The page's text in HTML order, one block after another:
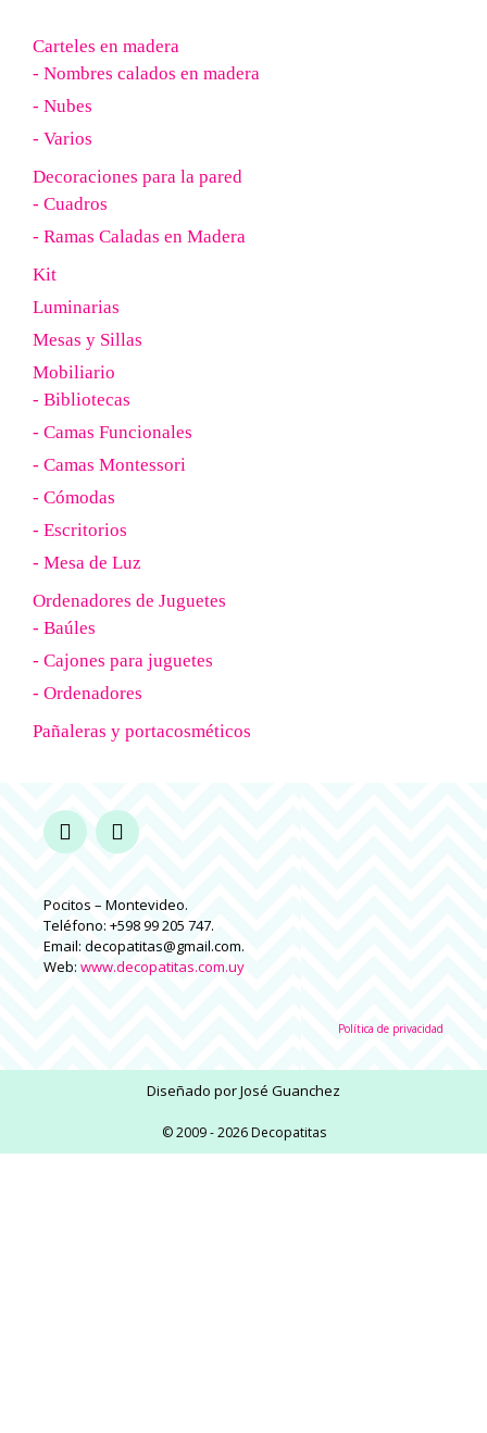
Carteles en madera
- Nombres calados en madera
- Nubes
- Varios
Decoraciones para la pared
- Cuadros
- Ramas Caladas en Madera
Kit
Luminarias
Mesas y Sillas
Mobiliario
- Bibliotecas
- Camas Funcionales
- Camas Montessori
- Cómodas
- Escritorios
- Mesa de Luz
Ordenadores de Juguetes
- Baúles
- Cajones para juguetes
- Ordenadores
Pañaleras y portacosméticos
Pocitos – Montevideo.
Teléfono: +598 99 205 747.
Email: decopatitas@gmail.com.
Web: www.decopatitas.com.uy
Política de privacidad
Diseñado porJosé Guanchez
© 2009 - 2026 Decopatitas